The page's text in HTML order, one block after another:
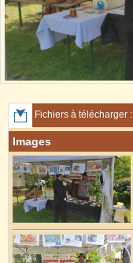
Fichiers à télécharger :
Images